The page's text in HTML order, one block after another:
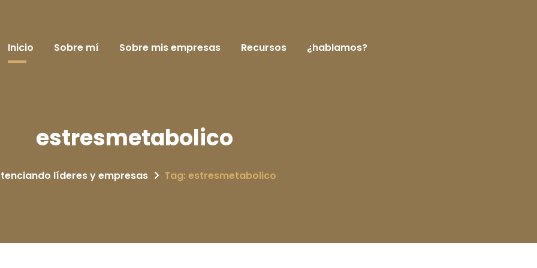
Inicio Sobre mí Sobre mis empresas Recursos ¿hablamos?
estresmetabolico
líderes y empresas Tag: estresmetabolico